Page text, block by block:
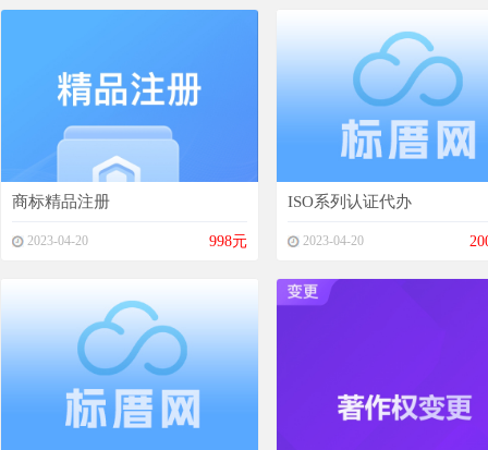
商标精品注册
2023-04-20 998元
ISO系列认证代办
2023-04-20